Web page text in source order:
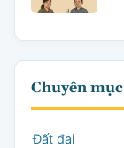
Chuyên mục
Đất đai